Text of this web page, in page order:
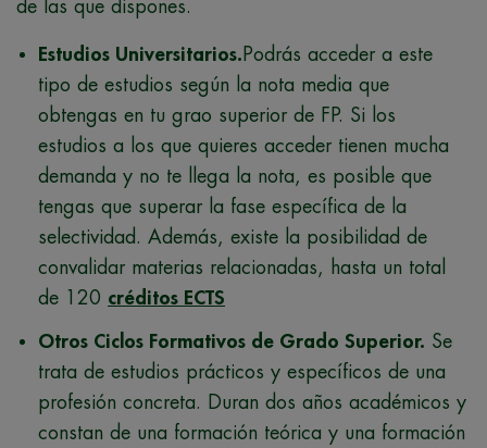
de las que dispones.
Estudios Universitarios. Podrás acceder a este
tipo de estudios según la nota media que
obtengas en tu grao superior de FP. Si los
estudios a los que quieres acceder tienen mucha
demanda y no te llega la nota, es posible que
tengas que superar la fase específica de la
selectividad. Además, existe la posibilidad de
convalidar materias relacionadas, hasta un total
de 120 créditos ECTS
Otros Ciclos Formativos de Grado Superior. Se
trata de estudios prácticos y específicos de una
profesión concreta. Duran dos años académicos y
constan de una formación teórica y una formación